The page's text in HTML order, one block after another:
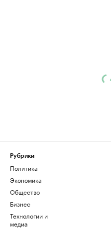
Рубрики
Политика
Экономика
Общество
Бизнес
Технологии и
медиа